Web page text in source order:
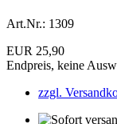
Art.Nr.: 1309
EUR 25,90
Endpreis, keine
zzgl.